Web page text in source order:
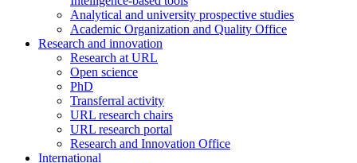
Analytical and university prospective studies
Academic Organization and Quality Office
Research and innovation
Research at URL
Open science
PhD
Transferral activity
URL research chairs
URL research portal
Research and Innovation Office
International